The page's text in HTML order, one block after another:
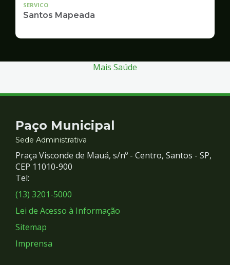
SERVICO
Santos Mapeada
Mais Saúde
Contato
e
Redes
Sociais
Paço Municipal
Sede Administrativa
Praça Visconde de Mauá, s/nº - Centro, Santos - SP,
CEP 11010-900
Tel:
(13) 3201-5000
Lei de Acesso à Informação
Sitemap
Imprensa